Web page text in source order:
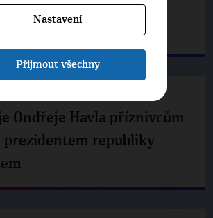
jednal s prezidentem
Ondřeje Havla příznivcům
prezidentem republiky
Nastavení
Přijmout všechny